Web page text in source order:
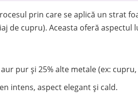
prin care se aplică un strat
de cupru). Aceasta oferă
pur și 25% alte metale (ex:
intens, aspect elegant și cald.